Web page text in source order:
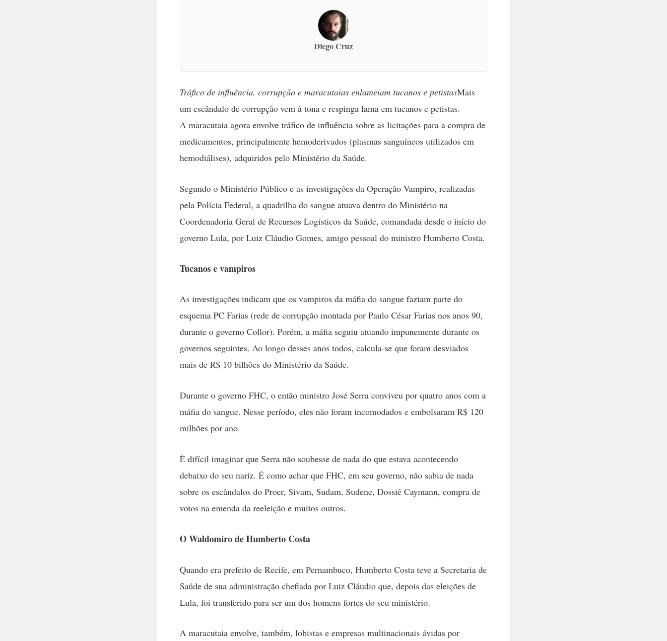
Diego Cruz
Tráfico de influência, corrupção e maracutaias enlameiam tucanos e petistasMais
um escândalo de corrupção vem à tona e respinga lama em tucanos e petistas.
A maracutaia agora envolve tráfico de influência sobre as licitações para a compra de
medicamentos, principalmente hemoderivados (plasmas sanguíneos utilizados em
hemodiálises), adquiridos pelo Ministério da Saúde.
Segundo o Ministério Público e as investigações da Operação Vampiro, realizadas
pela Polícia Federal, a quadrilha do sangue atuava dentro do Ministério na
Coordenadoria Geral de Recursos Logísticos da Saúde, comandada desde o início do
governo Lula, por Luiz Cláudio Gomes, amigo pessoal do ministro Humberto Costa.
Tucanos e vampiros
As investigações indicam que os vampiros da máfia do sangue faziam parte do
esquema PC Farias (rede de corrupção montada por Paulo César Farias nos anos 90,
durante o governo Collor). Porém, a máfia seguiu atuando impunemente durante os
governos seguintes. Ao longo desses anos todos, calcula-se que foram desviados
mais de R$ 10 bilhões do Ministério da Saúde.
Durante o governo FHC, o então ministro José Serra conviveu por quatro anos com a
máfia do sangue. Nesse período, eles não foram incomodados e embolsaram R$ 120
milhões por ano.
É difícil imaginar que Serra não soubesse de nada do que estava acontecendo
debaixo do seu nariz. É como achar que FHC, em seu governo, não sabia de nada
sobre os escândalos do Proer, Sivam, Sudam, Sudene, Dossiê Caymann, compra de
votos na emenda da reeleição e muitos outros.
O Waldomiro de Humberto Costa
Quando era prefeito de Recife, em Pernambuco, Humberto Costa teve a Secretaria de
Saúde de sua administração chefiada por Luiz Cláudio que, depois das eleições de
Lula, foi transferido para ser um dos homens fortes do seu ministério.
A maracutaia envolve, também, lobistas e empresas multinacionais ávidas por